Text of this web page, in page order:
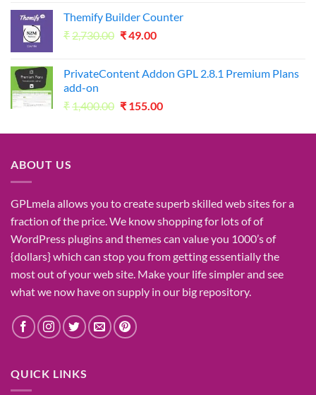
was:
₹1,050.00.
is:
₹49.00.
Themify Builder Counter
₹2,730.00 Original
₹2,730.00.
₹49.00Current
₹49.00.
PrivateContent Addon GPL 2.8.1 Premium Plans
add-on
₹1,400.00 Original
was:
₹ 155.00Current
is:
ABOUT US
GPLmelaallows you tocreatesuperbskilled web sitesfor a
fraction ofthe price. We knowshopping for lots ofof
WordPress plugins and themes can valueyou 1000’sof
{dollars}which can stopyou from gettingessentially the
mostout of yourweb site. Make your lifesimplerand see
whatwe now haveon supply in our big repository.
QUICK LINKS